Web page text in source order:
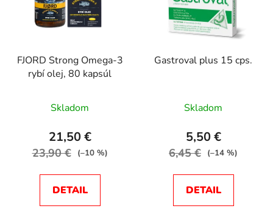
FJORD Strong Omega-3
rybí olej, 80 kapsúl
hodnotenie
produktu
je
5
Skladom
21,50 €
23,90 € (–10 %)
DETAIL
Gastroval plus 15 cps.
Skladom
5,50 €
6,45 € (–14 %)
DETAIL